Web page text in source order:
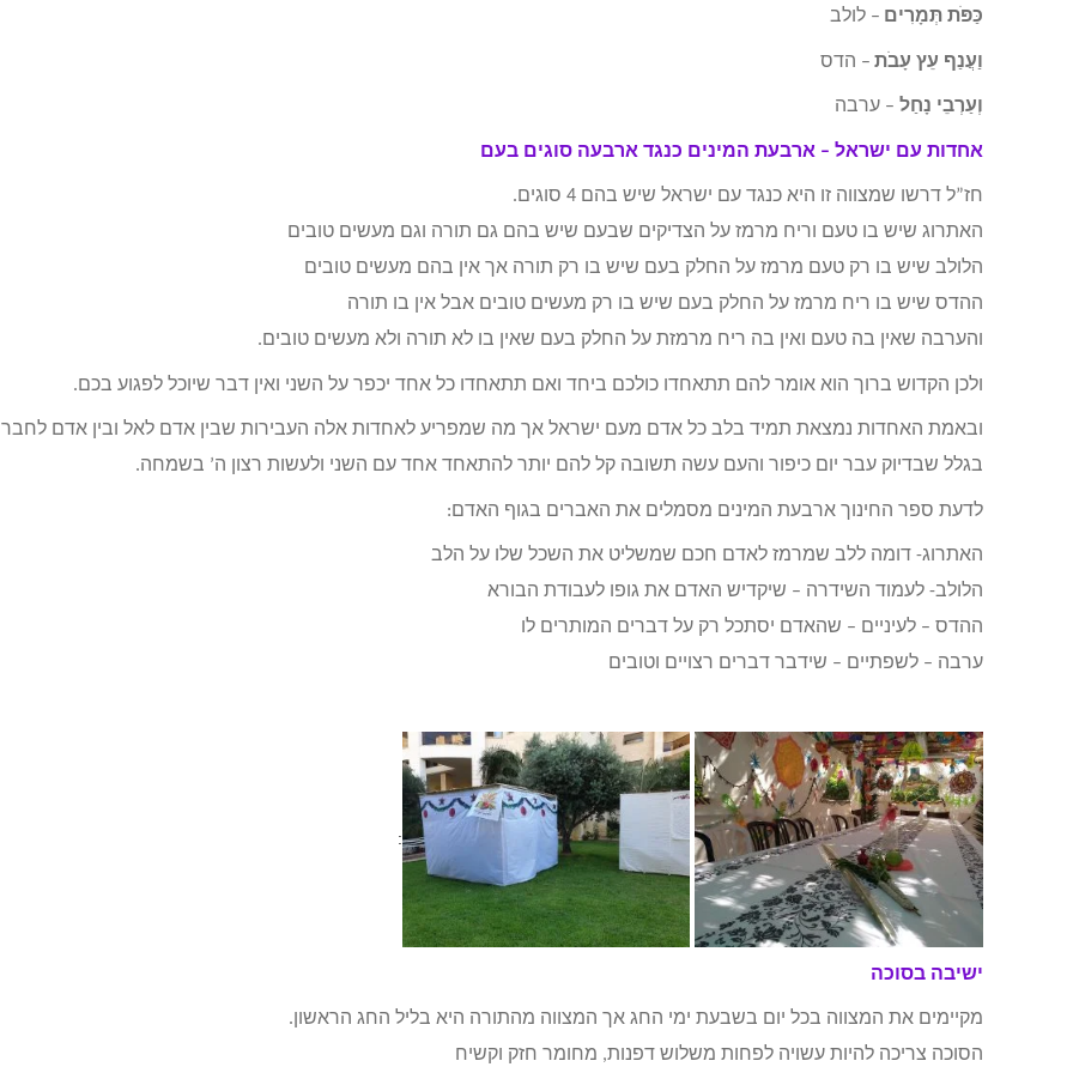
כַּפֹּת תְּמָרִים – לולב
וַעֲנַף עֵץ עָבֹת – הדס
וְעַרְבֵי נָחַל – ערבה
אחדות עם ישראל – ארבעת המינים כנגד ארבעה סוגים בעם
חז”ל דרשו שמצווה זו היא כנגד עם ישראל שיש בהם 4 סוגים.
האתרוג שיש בו טעם וריח מרמז על הצדיקים שבעם שיש בהם גם תורה וגם מעשים טובים
הלולב שיש בו רק טעם מרמז על החלק בעם שיש בו רק תורה אך אין בהם מעשים טובים
ההדס שיש בו ריח מרמז על החלק בעם שיש בו רק מעשים טובים אבל אין בו תורה
והערבה שאין בה טעם ואין בה ריח מרמזת על החלק בעם שאין בו לא תורה ולא מעשים טובים.
ולכן הקדוש ברוך הוא אומר להם תתאחדו כולכם ביחד ואם תתאחדו כל אחד יכפר על השני ואין דבר שיוכל לפגוע בכם.
ובאמת האחדות נמצאת תמיד בלב כל אדם מעם ישראל אך מה שמפריע לאחדות אלה העבירות שבין אדם לאל ובין אדם
בגלל שבדיוק עבר יום כיפור והעם עשה תשובה קל להם יותר להתאחד אחד עם השני ולעשות רצון ה’ בשמחה.
לדעת ספר החינוך ארבעת המינים מסמלים את האברים בגוף האדם:
האתרוג- דומה ללב שמרמז לאדם חכם שמשליט את השכל שלו על הלב
הלולב- לעמוד השידרה – שיקדיש האדם את גופו לעבודת הבורא
ההדס – לעיניים – שהאדם יסתכל רק על דברים המותרים לו
ערבה – לשפתיים – שידבר דברים רצויים וטובים
:
ישיבה בסוכה
מקיימים את המצווה בכל יום בשבעת ימי החג אך המצווה מהתורה היא בליל החג הראשון.
הסוכה צריכה להיות עשויה לפחות משלוש דפנות, מחומר חזק וקשיח